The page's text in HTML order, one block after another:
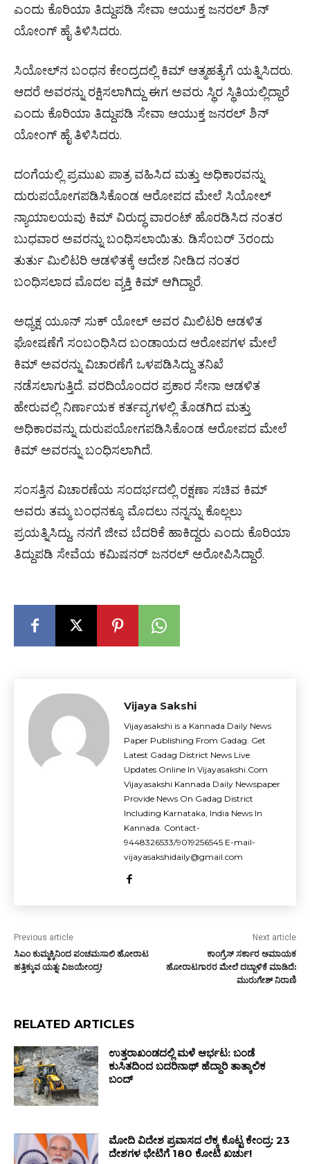
ಎಂದು ಕೊರಿಯಾ ತಿದ್ದುಪಡಿ ಸೇವಾ ಆಯುಕ್ತ ಜನರಲ್ ಶಿನ್
ಯೋಂಗ್ ಹೈ ತಿಳಿಸಿದರು.
ಸಿಯೋಲ್‌ನ ಬಂಧನ ಕೇಂದ್ರದಲ್ಲಿ ಕಿಮ್ ಆತ್ಮಹತ್ಯೆಗೆ ಯತ್ನಿಸಿದರು.
ಆದರೆ ಅವರನ್ನು ರಕ್ಷಿಸಲಾಗಿದ್ದು ಈಗ ಅವರು ಸ್ಥಿರ ಸ್ಥಿತಿಯಲ್ಲಿದ್ದಾರೆ
ಎಂದು ಕೊರಿಯಾ ತಿದ್ದುಪಡಿ ಸೇವಾ ಆಯುಕ್ತ ಜನರಲ್ ಶಿನ್
ಯೋಂಗ್ ಹೈ ತಿಳಿಸಿದರು.
ದಂಗೆಯಲ್ಲಿ ಪ್ರಮುಖ ಪಾತ್ರ ವಹಿಸಿದ ಮತ್ತು ಅಧಿಕಾರವನ್ನು
ದುರುಪಯೋಗಪಡಿಸಿಕೊಂಡ ಆರೋಪದ ಮೇಲೆ ಸಿಯೋಲ್
ನ್ಯಾಯಾಲಯವು ಕಿಮ್ ವಿರುದ್ಧ ವಾರಂಟ್ ಹೊರಡಿಸಿದ ನಂತರ
ಬುಧವಾರ ಅವರನ್ನು ಬಂಧಿಸಲಾಯಿತು. ಡಿಸೆಂಬರ್ 3ರಂದು
ತುರ್ತು ಮಿಲಿಟರಿ ಆಡಳಿತಕ್ಕೆ ಆದೇಶ ನೀಡಿದ ನಂತರ
ಬಂಧಿಸಲಾದ ಮೊದಲ ವ್ಯಕ್ತಿ ಕಿಮ್ ಆಗಿದ್ದಾರೆ.
ಅಧ್ಯಕ್ಷ ಯೂನ್ ಸುಕ್ ಯೋಲ್ ಅವರ ಮಿಲಿಟರಿ ಆಡಳಿತ
ಘೋಷಣೆಗೆ ಸಂಬಂಧಿಸಿದ ಬಂಡಾಯದ ಆರೋಪಗಳ ಮೇಲೆ
ಕಿಮ್‌ ಅವರನ್ನು ವಿಚಾರಣೆಗೆ ಒಳಪಡಿಸಿದ್ದು ತನಿಖೆ
ನಡೆಸಲಾಗುತ್ತಿದೆ. ವರದಿಯೊಂದರ ಪ್ರಕಾರ ಸೇನಾ ಆಡಳಿತ
ಹೇರುವಲ್ಲಿ ನಿರ್ಣಾಯಕ ಕರ್ತವ್ಯಗಳಲ್ಲಿ ತೊಡಗಿದ ಮತ್ತು
ಅಧಿಕಾರವನ್ನು ದುರುಪಯೋಗಪಡಿಸಿಕೊಂಡ ಆರೋಪದ ಮೇಲೆ
ಕಿಮ್ ಅವರನ್ನು ಬಂಧಿಸಲಾಗಿದೆ.
ಸಂಸತ್ತಿನ ವಿಚಾರಣೆಯ ಸಂದರ್ಭದಲ್ಲಿ ರಕ್ಷಣಾ ಸಚಿವ ಕಿಮ್‌
ಅವರು ತಮ್ಮ ಬಂಧನಕ್ಕೂ ಮೊದಲು ನನ್ನನ್ನು ಕೊಲ್ಲಲು
ಪ್ರಯತ್ನಿಸಿದ್ದು, ನನಗೆ ಜೀವ ಬೆದರಿಕೆ ಹಾಕಿದ್ದರು ಎಂದು ಕೊರಿಯಾ
ತಿದ್ದುಪಡಿ ಸೇವೆಯ ಕಮಿಷನರ್ ಜನರಲ್ ಅರೋಪಿಸಿದ್ದಾರೆ.
Vijaya Sakshi
Vijayasakshi is a Kannada Daily News
Paper Publishing From Gadag. Get
Latest Gadag District News Live
Updates Online In Vijayasakshi.Com
Vijayasakshi Kannada Daily Newspaper
Provide News On Gadag District
Including Karnataka, India News In
Kannada. Contact-
9448326533/9019256545 E-mail-
vijayasakshidaily@gmail.com
Previous article
ಸಿಎಂ ಕುಮ್ಮಕ್ಕಿನಿಂದ ಪಂಚಮಸಾಲಿ ಹೋರಾಟ
ಹತ್ತಿಕ್ಕುವ ಯತ್ನ: ವಿಜಯೇಂದ್ರ!
Next article
ಕಾಂಗ್ರೆಸ್ ಸರ್ಕಾರ ಅಮಾಯಕ
ಹೋರಾಟಗಾರರ ಮೇಲೆ ದಬ್ಬಾಳಿಕೆ ಮಾಡಿದೆ:
ಮುರುಗೇಶ್ ನಿರಾಣಿ
RELATED ARTICLES
ಉತ್ತರಾಖಂಡದಲ್ಲಿ ಮಳೆ ಆರ್ಭಟ: ಬಂಡೆ
ಕುಸಿತದಿಂದ ಬದರಿನಾಥ್ ಹೆದ್ದಾರಿ ತಾತ್ಕಾಲಿಕ
ಬಂದ್
ಮೋದಿ ವಿದೇಶ ಪ್ರವಾಸದ ಲೆಕ್ಕ ಕೊಟ್ಟ ಕೇಂದ್ರ: 23
ದೇಶಗಳ ಭೇಟಿಗೆ ₹180 ಕೋಟಿ ಖರ್ಚು!